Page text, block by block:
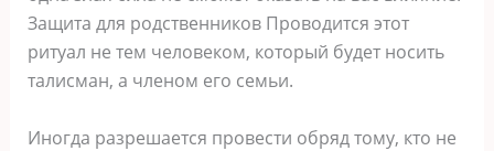
Защита для родственников Проводится этот
ритуал не тем человеком, который будет носить
талисман, а членом его семьи.
Иногда разрешается провести обряд тому, кто не